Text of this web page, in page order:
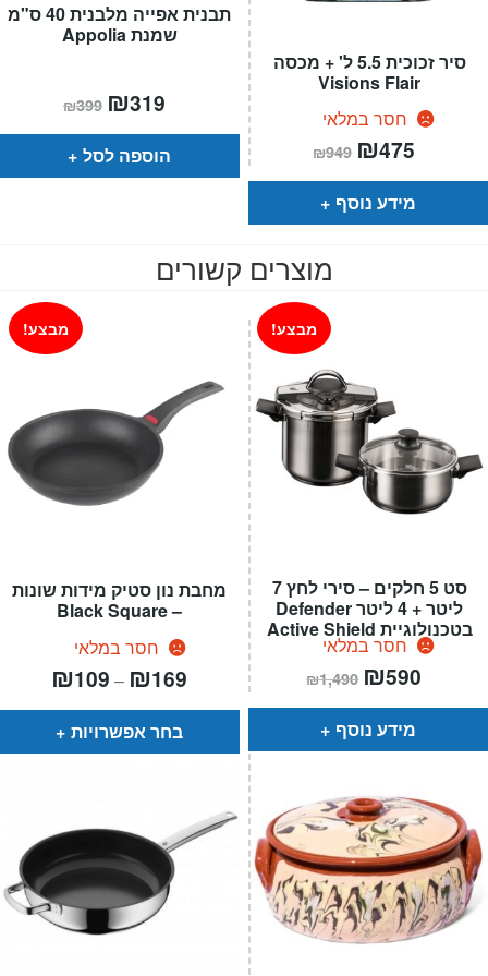
תבנית אפייה מלבנית 40 ס"מ
שמנת Appolia
₪399 המחיר
המקורי
היה:
₪399.
₪319
הוא:
הוספה לסל
סיר זכוכית 5.5 ל' + מכסה
Visions Flair
חסר במלאי
₪949 המחיר
המקורי
היה:
₪949.
₪475
הוא:
מידע נוסף
מוצרים קשורים
מחבת נון סטיק מידות שונות
– Black Square
חסר במלאי
מבצע!
₪109 – ₪169
⁦₪109⁩
בחר אפשרויות
סט 5 חלקים – סירי לחץ 7
ליטר + 4 ליטר Defender
בטכנולוגיית Active Shield
חסר במלאי
מבצע!
₪1,490 המחיר
המקורי
היה:
₪590
הוא:
מידע נוסף